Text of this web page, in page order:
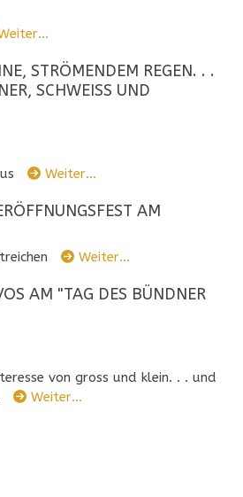
STRÖMENDEM REGEN. . .
SCHWEISS UND
Weiter…
AM
Weiter…
AM "TAG DES BÜNDNER
von gross und klein. . . und
Weiter…